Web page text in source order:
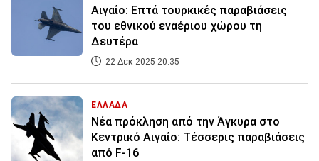
Αιγαίο: Επτά τουρκικές παραβιάσεις
του εθνικού εναέριου χώρου τη
Δευτέρα
22 Δεκ 2025 20:35
ΕΛΛΑΔΑ
Νέα πρόκληση από την Άγκυρα στο
Κεντρικό Αιγαίο: Τέσσερις παραβιάσεις
από F-16